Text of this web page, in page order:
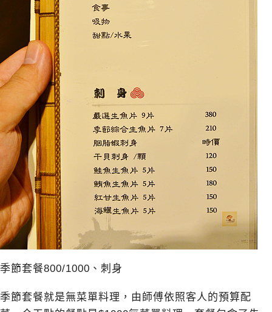
季節套餐800/1000、刺身
季節套餐就是無菜單料理，由師傅依照客人的預算配